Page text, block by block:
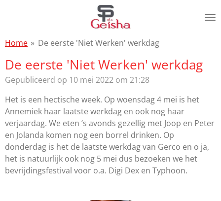
de
Home » De eerste 'Niet Werken' werkdag
De eerste 'Niet Werken' werkdag
Gepubliceerd op 10 mei 2022 om 21:28
Het is een hectische week. Op woensdag 4 mei is het
Annemiek haar laatste werkdag en ook nog haar
verjaardag. We eten ’s avonds gezellig met Joop en Peter
en Jolanda komen nog een borrel drinken. Op
donderdag is het de laatste werkdag van Gerco en o ja,
het is natuurlijk ook nog 5 mei dus bezoeken we het
bevrijdingsfestival voor o.a. Digi Dex en Typhoon.